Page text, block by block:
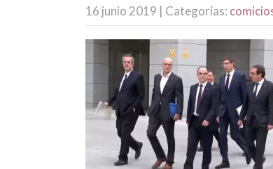
16 junio 2019 | Categorías: